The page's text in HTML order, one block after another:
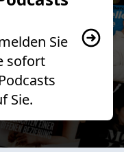
Sie
sofort
Sie.